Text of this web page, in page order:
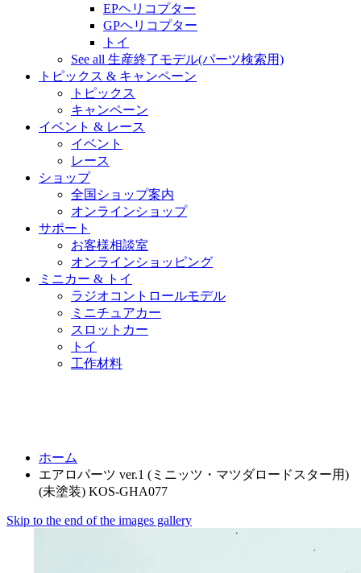
EPヘリコプター
GPヘリコプター
トイ
See all 生産終了モデル(パーツ検索用)
トピックス & キャンペーン
トピックス
キャンペーン
イベント & レース
イベント
レース
ショップ
全国ショップ案内
オンラインショップ
サポート
お客様相談室
オンラインショッピング
ミニカー & トイ
ラジオコントロールモデル
ミニチュアカー
スロットカー
トイ
工作材料
ホーム
エアロパーツ ver.1 (ミニッツ・マツダロードスター用)
(未塗装) KOS-GHA077
Skip to the end of the images gallery